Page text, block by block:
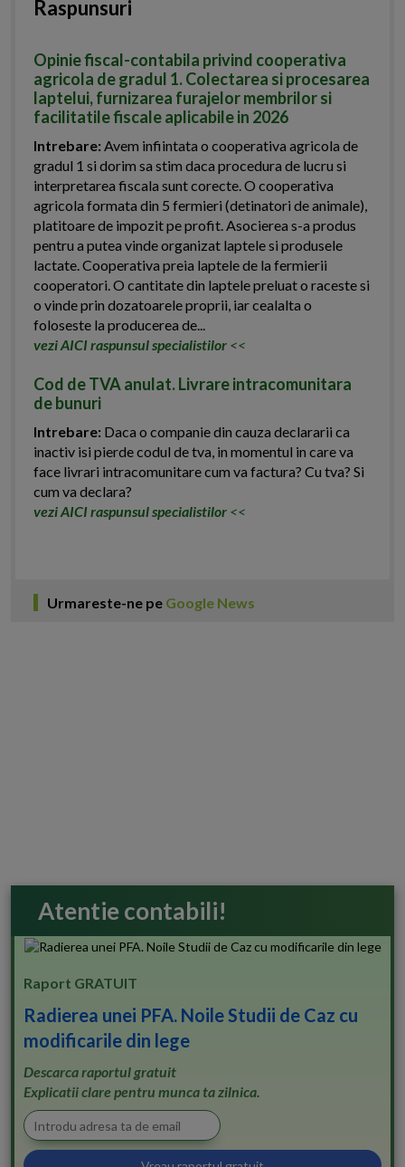
Raspunsuri
Opinie fiscal-contabila privind cooperativa
agricola de gradul 1. Colectarea si procesarea
laptelui, furnizarea furajelor membrilor si
facilitatile fiscale aplicabile in 2026
Intrebare:Avem infiintata o cooperativa agricola de
gradul 1 si dorim sa stim daca procedura de lucru si
interpretarea fiscala sunt corecte. O cooperativa
agricola formata din 5 fermieri (detinatori de animale),
platitoare de impozit pe profit. Asocierea s-a produs
pentru a putea vinde organizat laptele si produsele
lactate. Cooperativa preia laptele de la fermierii
cooperatori. O cantitate din laptele preluat o raceste si
o vinde prin dozatoarele proprii, iar cealalta o
foloseste la producerea de...
vezi AICI raspunsul specialistilor <<
Cod de TVA anulat. Livrare intracomunitara
de bunuri
Intrebare: Daca o companie din cauza declararii ca
inactiv isi pierde codul de tva, in momentul in care va
face livrari intracomunitare cum va factura? Cu tva? Si
cum va declara?
vezi AICI raspunsul specialistilor <<
Urmareste-ne pe Google News
Atentie contabili!
Raport GRATUIT
Radierea unei PFA. Noile Studii de Caz cu
modificarile din lege
Descarca raportul gratuit
Explicatii clare pentru munca ta zilnica.